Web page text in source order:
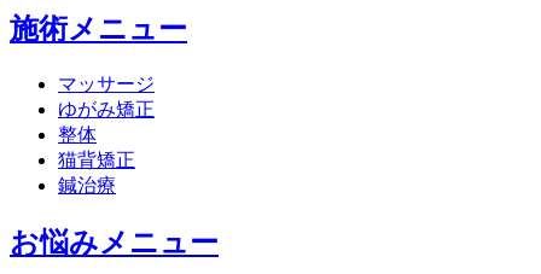
施術メニュー
マッサージ
ゆがみ矯正
整体
猫背矯正
鍼治療
お悩みメニュー